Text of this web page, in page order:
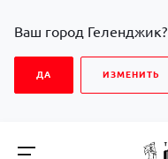
Ваш город Геленджик?
ДА ИЗМЕНИТЬ